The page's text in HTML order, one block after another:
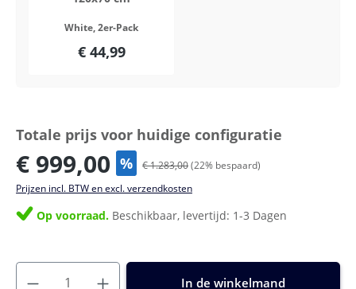
White, 2er-Pack
€ 44,99
Totale prijs voor huidige configuratie
€ 999,00 % € 1.283,00(22% bespaard)
Prijzen incl. BTW en excl. verzendkosten
Op voorraad. Beschikbaar, levertijd: 1-3 Dagen
In de winkelmand